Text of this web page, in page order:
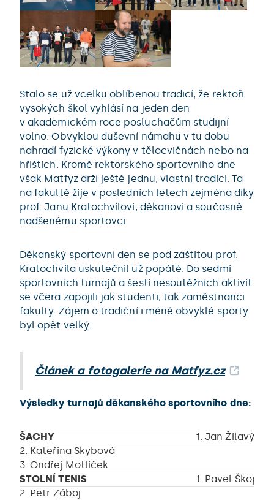
Stalo se už vcelku oblíbenou tradicí, že rektoři
vysokých škol vyhlásí na jeden den
v akademickém roce posluchačům studijní
volno. Obvyklou duševní námahu v tu dobu
nahradí fyzické výkony v tělocvičnách nebo na
hřištích. Kromě rektorského sportovního dne
však Matfyz drží ještě jednu, vlastní tradici. Ta
na fakultě žije v posledních letech zejména díky
prof. Janu Kratochvílovi, děkanovi a současně
nadšenému sportovci.
Děkanský sportovní den se pod záštitou prof.
Kratochvíla uskutečnil už popáté. Do sedmi
sportovních turnajů a šesti nesoutěžních aktivit
se včera zapojili jak studenti, tak zaměstnanci
fakulty. Zájem o tradiční i méně obvyklé sporty
byl opět velký.
Článek a fotogalerie na Matfyz.cz
Výsledky turnajů děkanského sportovního dne:
ŠACHY
1. Jan Žilavý
2. Kateřina Skybová
3. Ondřej Motlíček
STOLNÍ TENIS
1. Pavel Škopek
2. Petr Záboj